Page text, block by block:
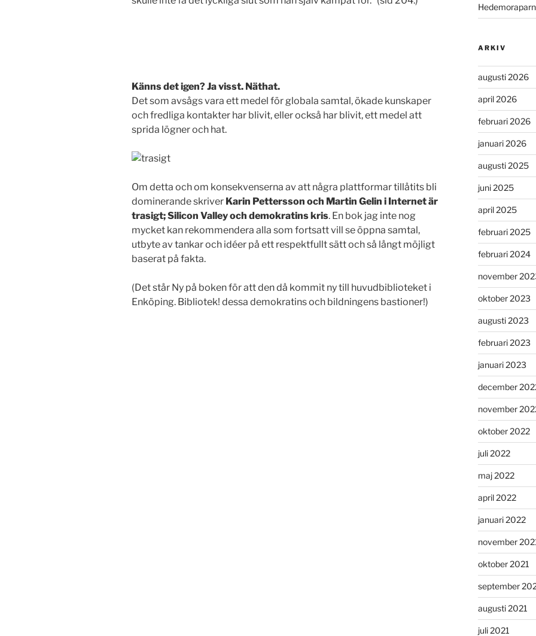
Känns det igen? Ja visst. Näthat.
Det som avsågs vara ett medel för globala samtal, ökade kunskaper
och fredliga kontakter har blivit, eller också har blivit, ett medel att
sprida lögner och hat.
Om detta och om konsekvenserna av att några plattformar tillåtits bli
dominerande skriver Karin Pettersson och Martin Gelin i Internet är
trasigt; Silicon Valley och demokratins kris. En bok jag inte nog
mycket kan rekommendera alla som fortsatt vill se öppna samtal,
utbyte av tankar och idéer på ett respektfullt sätt och så långt möjligt
baserat på fakta.
(Det står Ny på boken för att den då kommit ny till huvudbiblioteket i
Enköping. Bibliotek! dessa demokratins och bildningens bastioner!)
ARKIV
augusti 2026
april 2026
februari 2026
januari 2026
augusti 2025
juni 2025
april 2025
februari 2025
februari 2024
november
oktober 2023
augusti 2023
februari 2023
januari 2023
december
november
oktober 2022
juli 2022
maj 2022
april 2022
januari 2022
november
oktober 2021
september
augusti 2021
juli 2021